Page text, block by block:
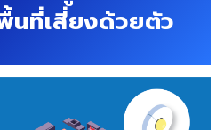
นที่เสี่ยงด้วยตัว